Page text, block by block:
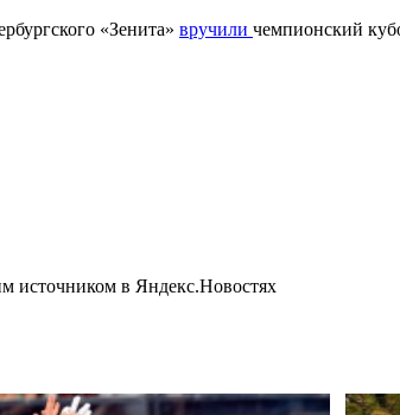
«Зенита» вручили чемпионский
источником в Яндекс.Новостях